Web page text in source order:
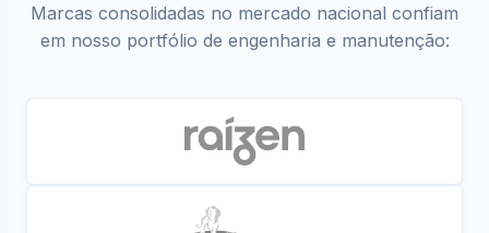
Marcas consolidadas no mercado nacional confiam
em nosso portfólio de engenharia e manutenção: